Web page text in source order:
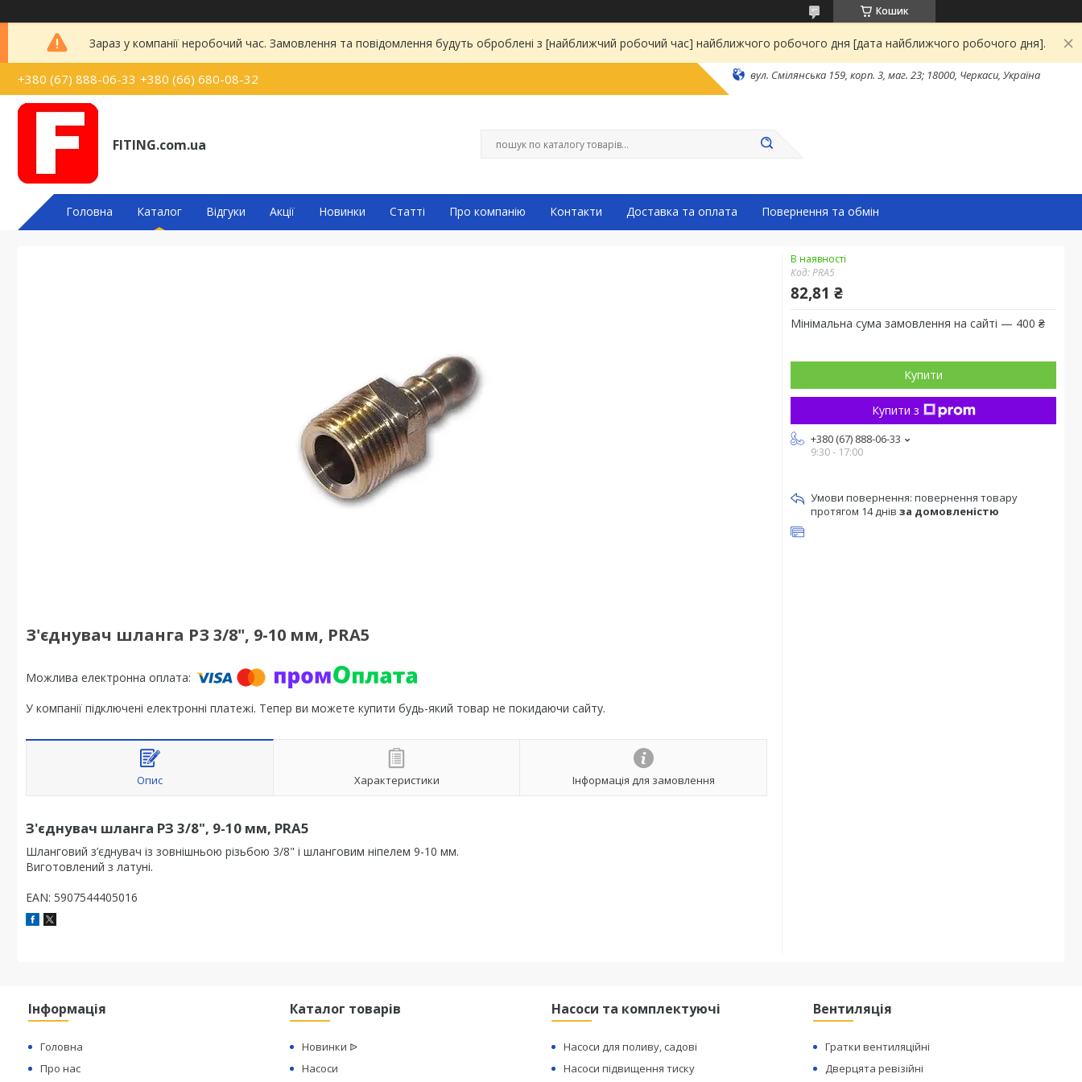
Кошик
Зараз у компанії неробочий час. Замовлення та повідомлення будуть оброблені з [найближчий робочий час] найближчого робочого дня [дата найближчого робочого дня].
+380 (67) 888-06-33 +380 (66) 680-08-32 вул. Смілянська 159, корп. 3, маг. 23; 18000, Черкаси, Україна
FITING.com.ua
Головна Каталог Відгуки Акції Новинки Статті Про компанію Контакти Доставка та оплата Повернення та обмін
З'єднувач шланга РЗ 3/8", 9-10 мм, PRA5
У компанії підключені електронні платежі. Тепер ви можете купити будь-який товар не покидаючи сайту.
Опис Характеристики Інформація для замовлення
З'єднувач шланга РЗ 3/8", 9-10 мм, PRA5
Шланговий з’єднувач із зовнішньою різьбою 3/8" і шланговим ніпелем 9-10 мм.
Виготовлений з латуні.
EAN: 5907544405016
В наявності
Код:PRA5
82,81 ₴
Мінімальна сума замовлення на сайті — 400 ₴
Купити
Купити з
+380 (67) 888-06-33
9:30 - 17:00
повернення товару
протягом 14 днів за домовленістю
Інформація
Головна
Про нас
Каталог товарів
Новинки ᐉ
Насоси
Насоси та комплектуючі
Насоси для поливу, садові
Насоси підвищення тиску
Вентиляція
Гратки вентиляційні
Дверцята ревізійні